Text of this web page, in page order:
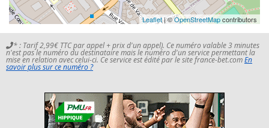
Leaflet| ©OpenStreetMapcontributors
* : Tarif 2,99€ TTC par appel + prix d'un appel). Ce numéro valable 3 minutes
n'est pas le numéro du destinataire mais le numéro d'un service permettant la
mise en relation avec celui-ci. Ce service est édité par le site france-bet.comEn
savoir plus sur ce numéro ?